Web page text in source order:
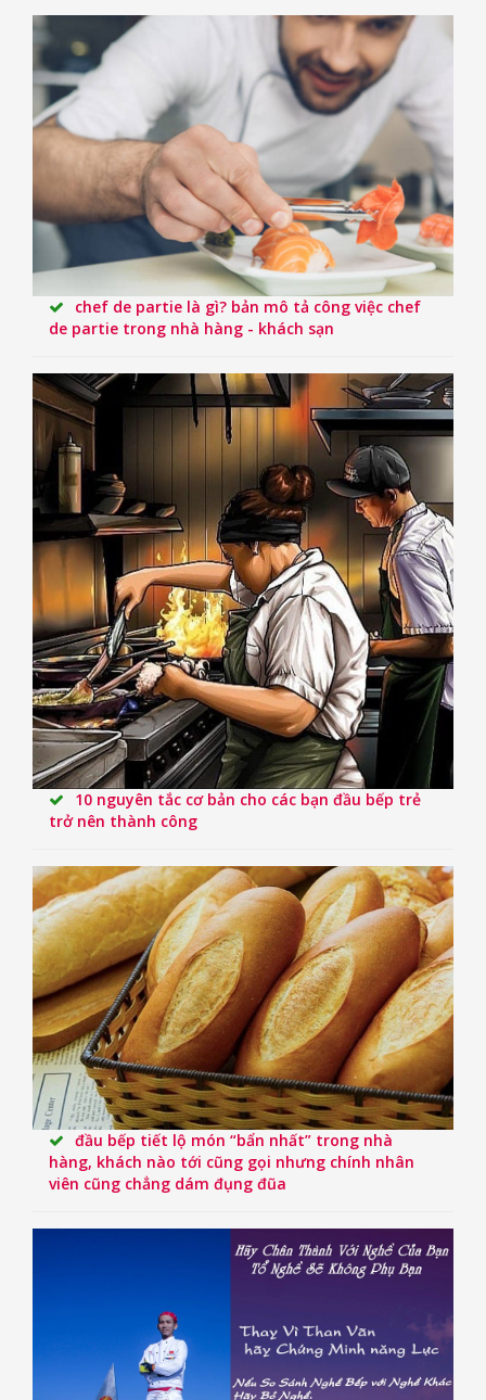
chef de partie là gì? bản mô tả công việc chef
de partie trong nhà hàng - khách sạn
10 nguyên tắc cơ bản cho các bạn đầu bếp trẻ
trở nên thành công
đầu bếp tiết lộ món “bẩn nhất” trong nhà
hàng, khách nào tới cũng gọi nhưng chính nhân
viên cũng chẳng dám đụng đũa